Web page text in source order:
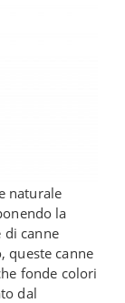
naturale
la
di canne
queste canne
fonde colori
dal